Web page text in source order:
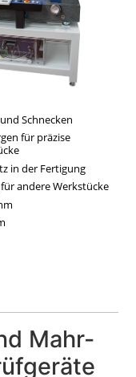
Schnecken
für präzise
in der Fertigung
andere Werkstücke
Mahr-